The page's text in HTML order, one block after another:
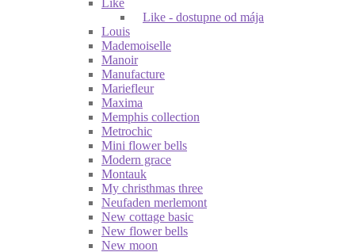
Like - dostupne od mája
Louis
Mademoiselle
Manoir
Manufacture
Mariefleur
Maxima
Memphis collection
Metrochic
Mini flower bells
Modern grace
Montauk
My christhmas three
Neufaden merlemont
New cottage basic
New flower bells
New moon